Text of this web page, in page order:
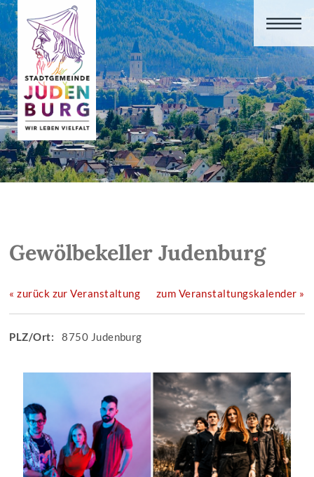
Gewölbekeller Judenburg
« zurück zur Veranstaltung zum Veranstaltungskalender »
PLZ/Ort: 8750 Judenburg